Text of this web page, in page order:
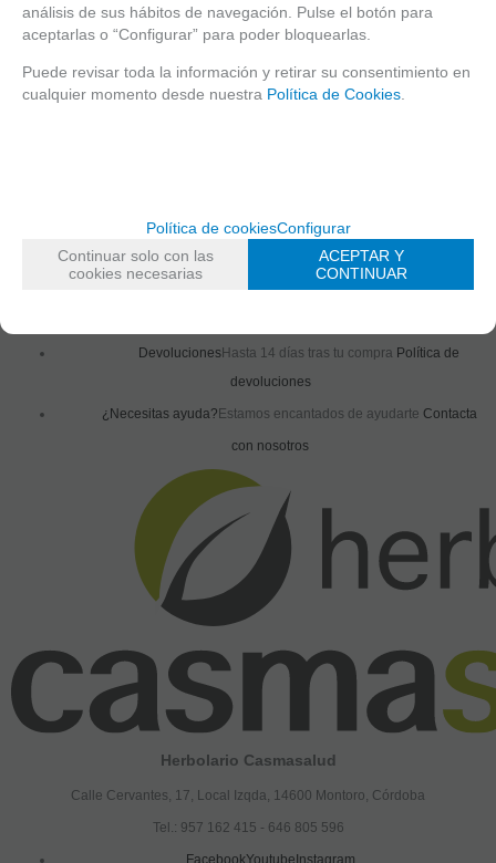
AÑADIR A
Envíos GRATIS a partir de 40€, y recogida
en tienda.
Condiciones de pago y envío
DevolucionesHasta 14 días tras tu compra Política de
devoluciones
¿Necesitas ayuda? Estamos encantados de ayudarte Contacta
con nosotros
Herbolario Casmasalud
Calle Cervantes, 17, Local Izqda, 14600 Montoro, Córdoba
Tel.: 957 162 415 - 646 805 596
FacebookYoutubeInstagram
análisis de sus hábitos de navegación. Pulse el botón para
aceptarlas o “Configurar” para poder bloquearlas.
Puede revisar toda la información y retirar su consentimiento en
cualquier momento desde nuestra Política de Cookies
Política de cookiesConfigurar
Continuar solo con las
cookies necesarias
ACEPTAR Y
CONTINUAR